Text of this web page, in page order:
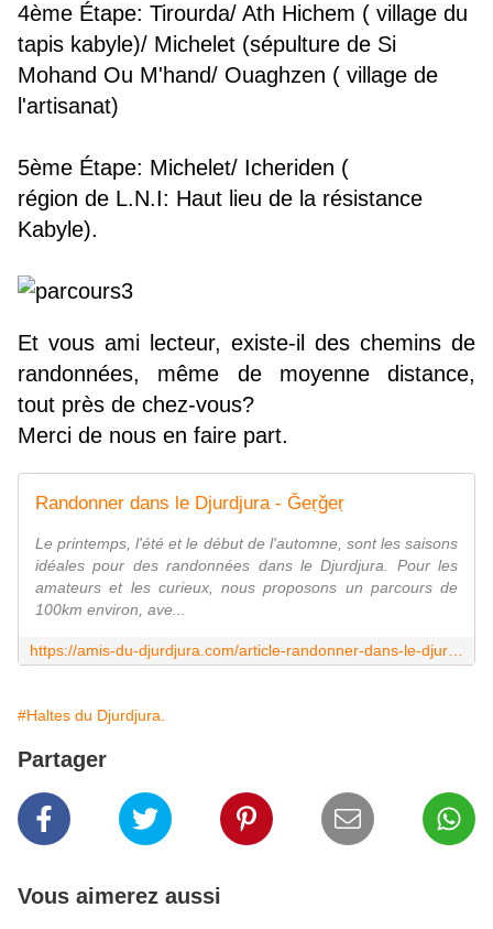
4ème Étape: Tirourda/ Ath Hichem ( village du
tapis kabyle)/ Michelet (sépulture de Si
Mohand Ou M'hand/ Ouaghzen ( village de
l'artisanat)
5ème Étape: Michelet/ Icheriden (
région de L.N.I: Haut lieu de la résistance
Kabyle).
Et vous ami lecteur, existe-il des chemins de
randonnées, même de moyenne distance,
tout près de chez-vous?
Merci de nous en faire part.
Randonner dans le Djurdjura - Ǧeṛǧeṛ
Le printemps, l'été et le début de l'automne, sont les saisons
idéales pour des randonnées dans le Djurdjura. Pour les
amateurs et les curieux, nous proposons un parcours de
100km environ, ave...
#Haltes du Djurdjura.
Partager
Vous aimerez aussi